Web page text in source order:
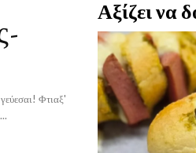
Φτιαξ'
Αξίζει να